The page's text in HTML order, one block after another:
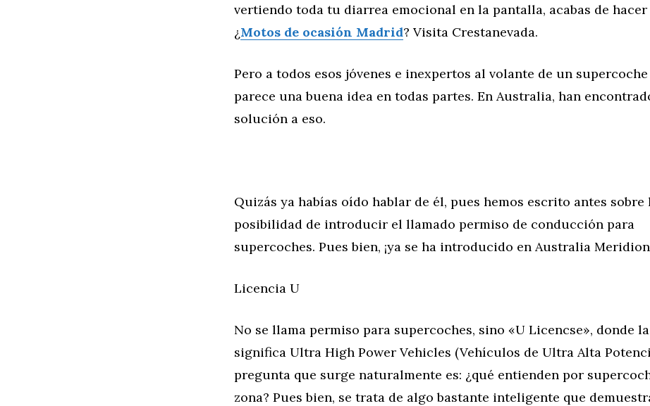
vertiendo toda tu diarrea emocional en la pantalla, acabas de hacer
¿Motos de ocasión Madrid? Visita Crestanevada.
Pero a todos esos jóvenes e inexpertos al volante de un
parece una buena idea en todas partes. En Australia, han
solución a eso.
Quizás ya habías oído hablar de él, pues hemos escrito antes sobre
posibilidad de introducir el llamado permiso de conducción para
supercoches. Pues bien, ¡ya se ha introducido en Australia
Licencia U
No se llama permiso para supercoches, sino «U Licencse», donde
significa Ultra High Power Vehicles (Vehículos de Ultra Alta
pregunta que surge naturalmente es: ¿qué entienden por
zona? Pues bien, se trata de algo bastante inteligente que